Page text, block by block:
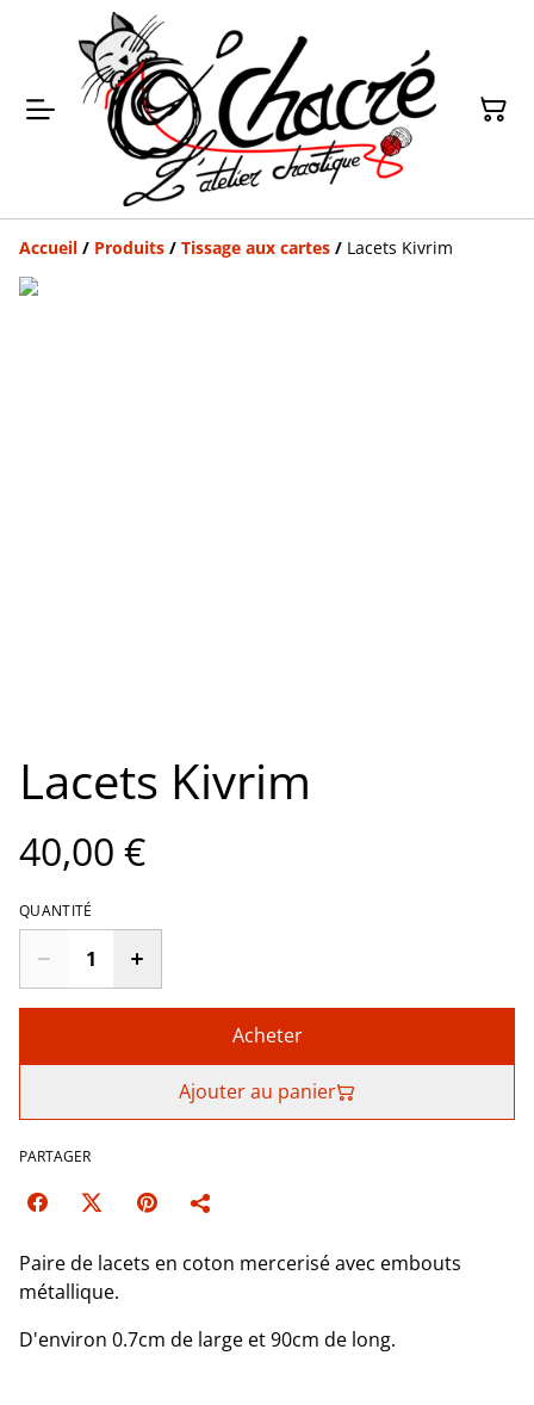
Accueil / Produits / Tissage aux cartes / Lacets Kivrim
Lacets Kivrim
40,00 €
QUANTITÉ
Acheter
Ajouter au panier
PARTAGER
Paire de lacets en coton mercerisé avec embouts
métallique.
D'environ 0.7cm de large et 90cm de long.